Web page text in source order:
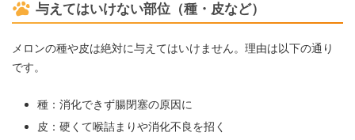
与えてはいけない部位（種・皮など）
メロンの種や皮は絶対に与えてはいけません。理由は以下の通り
です。
種：消化できず腸閉塞の原因に
皮：硬くて喉詰まりや消化不良を招く